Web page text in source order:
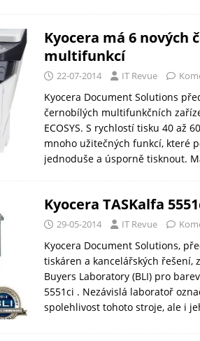
Kyocera má 6 nových
multifunkcí
22-07-2014 IT Revue
Kyocera Document Solutions
černobílých multifunkčních
ECOSYS. S rychlostí tisku 40 až
mnoho užitečných funkcí, které
jednoduše a úsporně tisknout.
Kyocera TASKalfa
29-05-2014 IT Revue
Kyocera Document Solutions,
tiskáren a kancelářských řešení,
Buyers Laboratory (BLI) pro
5551ci . Nezávislá laboratoř
spolehlivost tohoto stroje, ale i